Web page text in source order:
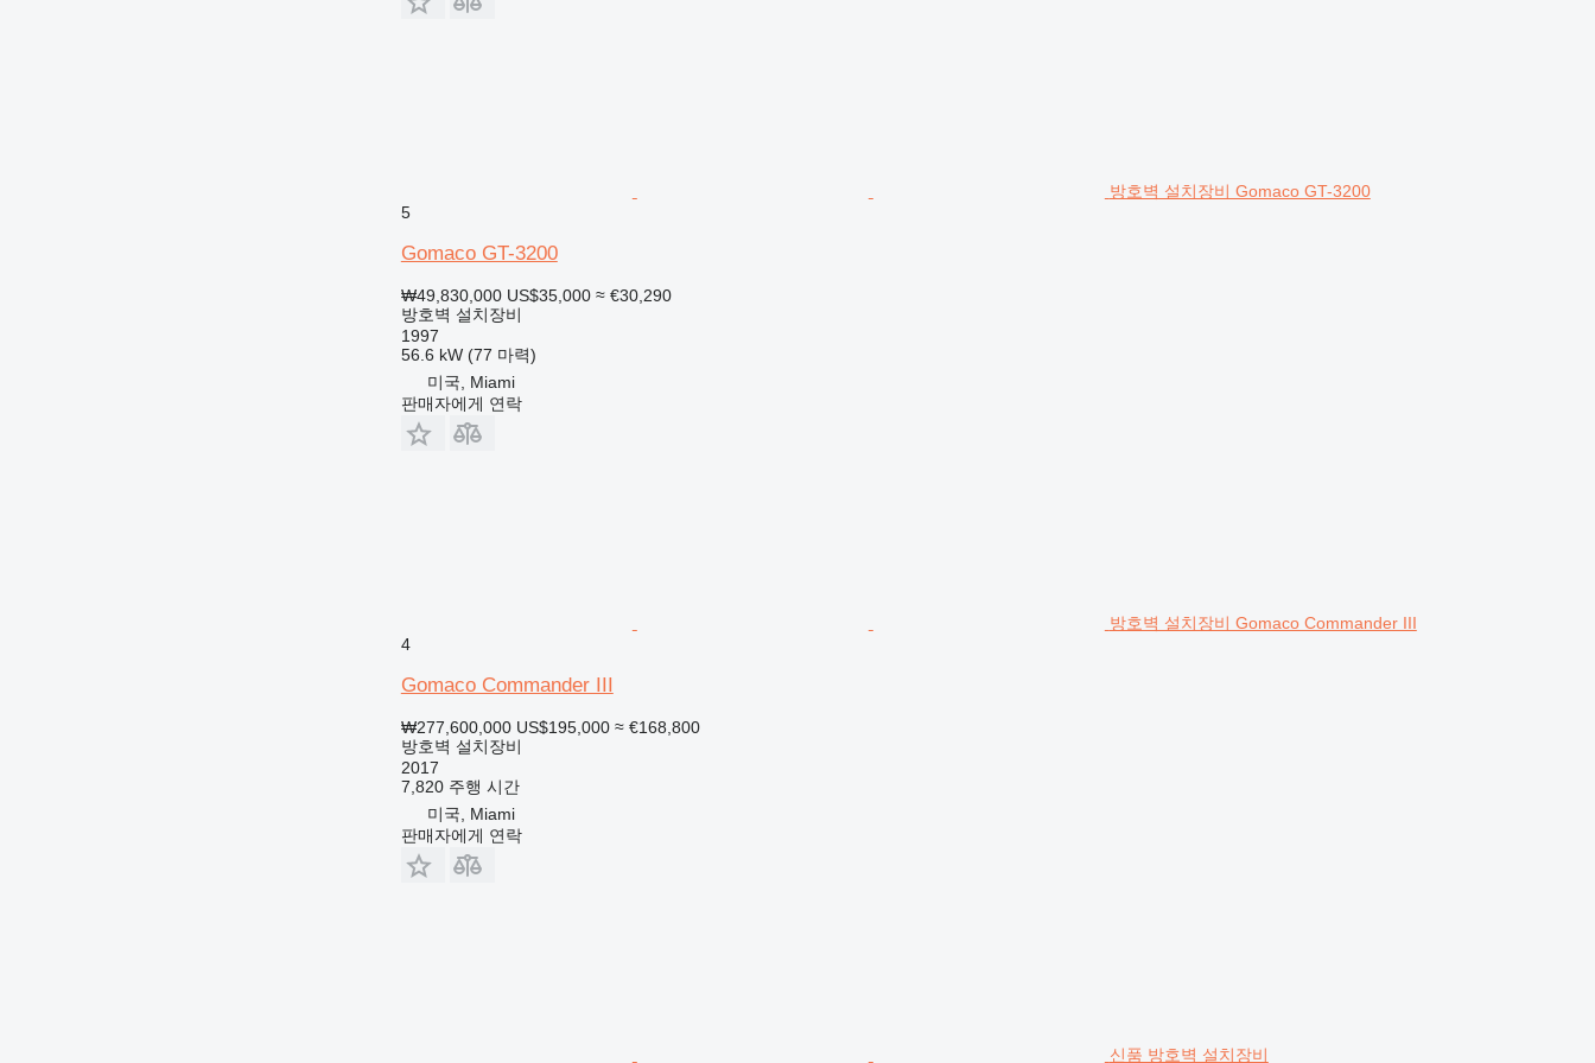
방호벽 설치장비 Gomaco GT-3200
5
Gomaco GT-3200
₩49,830,000 US$35,000 ≈ €30,290
방호벽 설치장비
1997
56.6 kW (77 마력)
미국, Miami
판매자에게 연락
방호벽 설치장비 Gomaco Commander III
4
Gomaco Commander III
₩277,600,000 US$195,000 ≈ €168,800
방호벽 설치장비
2017
7,820 주행 시간
미국, Miami
판매자에게 연락
신품 방호벽 설치장비